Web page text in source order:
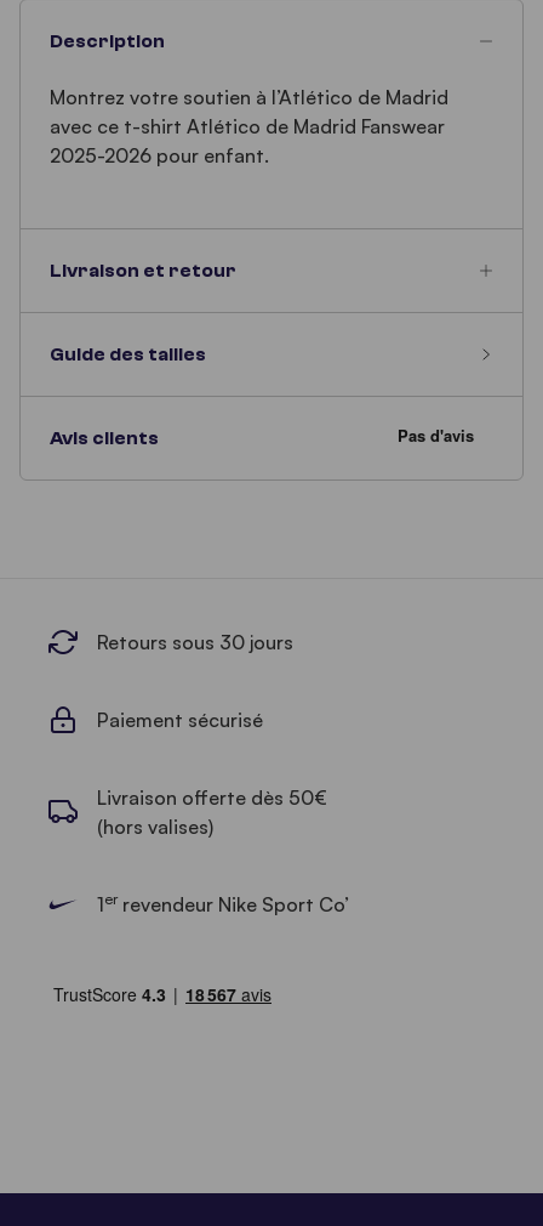
Description
Montrez votre soutien à l’Atlético de Madrid
avec ce t-shirt Atlético de Madrid Fanswear
2025-2026 pour enfant.
Livraison et retour
Guide des tailles
Avis clients
Retours sous 30 jours
Paiement sécurisé
Livraison offerte dès 50€
(hors valises)
1errevendeur Nike Sport Co’